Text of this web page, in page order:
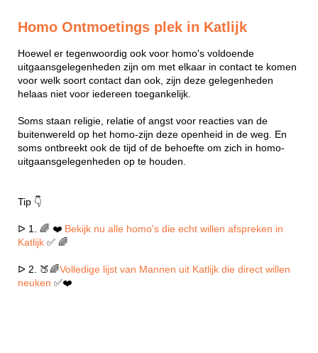
Homo Ontmoetings plek in Katlijk
Hoewel er tegenwoordig ook voor homo's voldoende
uitgaansgelegenheden zijn om met elkaar in contact te komen
voor welk soort contact dan ook, zijn deze gelegenheden
helaas niet voor iedereen toegankelijk.
Soms staan religie, relatie of angst voor reacties van de
buitenwereld op het homo-zijn deze openheid in de weg. En
soms ontbreekt ook de tijd of de behoefte om zich in homo-
uitgaansgelegenheden op te houden.
Tip 👇
ᐅ 1. 🌈 ❤️ Bekijk nu alle homo's die echt willen afspreken in
Katlijk ✅ 🌈
ᐅ 2. 🍑🌈Volledige lijst van Mannen uit Katlijk die direct willen
neuken ✅❤️